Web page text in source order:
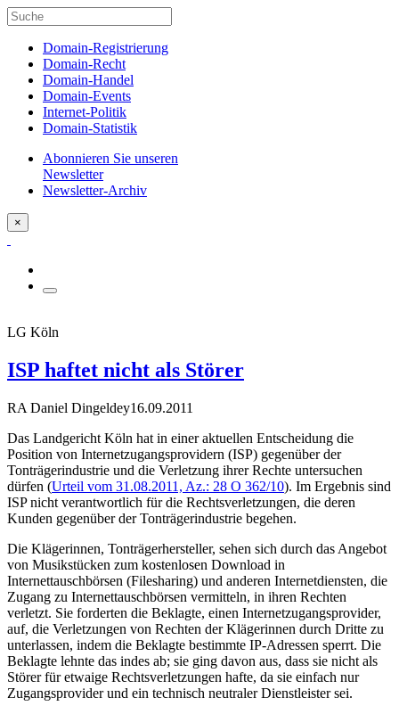
Domain-Registrierung
Domain-Recht
Domain-Handel
Domain-Events
Internet-Politik
Domain-Statistik
Abonnieren Sie unseren
Newsletter
Newsletter-Archiv
×
LG Köln
ISP haftet nicht als Störer
RA Daniel Dingeldey16.09.2011
Das Landgericht Köln hat in einer aktuellen Entscheidung die
Position von Internetzugangsprovidern (ISP) gegenüber der
Tonträgerindustrie und die Verletzung ihrer Rechte untersuchen
dürfen (Urteil vom 31.08.2011, Az.: 28 O 362/10). Im Ergebnis sind
ISP nicht verantwortlich für die Rechtsverletzungen, die deren
Kunden gegenüber der Tonträgerindustrie begehen.
Die Klägerinnen, Tonträgerhersteller, sehen sich durch das Angebot
von Musikstücken zum kostenlosen Download in
Internettauschbörsen (Filesharing) und anderen Internetdiensten, die
Zugang zu Internettauschbörsen vermitteln, in ihren Rechten
verletzt. Sie forderten die Beklagte, einen Internetzugangsprovider,
auf, die Verletzungen von Rechten der Klägerinnen durch Dritte zu
unterlassen, indem die Beklagte bestimmte IP-Adressen sperrt. Die
Beklagte lehnte das indes ab; sie ging davon aus, dass sie nicht als
Störer für etwaige Rechtsverletzungen hafte, da sie einfach nur
Zugangsprovider und ein technisch neutraler Dienstleister sei.